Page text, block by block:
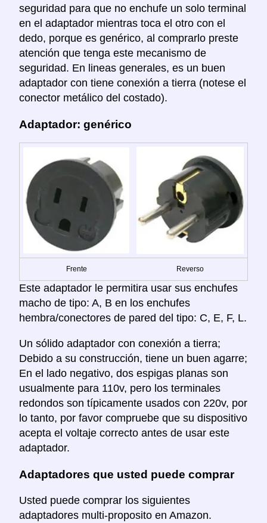
seguridad para que no enchufe un solo terminal
en el adaptador mientras toca el otro con el
dedo, porque es genérico, al comprarlo preste
atención que tenga este mecanismo de
seguridad. En lineas generales, es un buen
adaptador con tiene conexión a tierra (notese el
conector metálico del costado).
Adaptador: genérico
Frente Reverso
Este adaptador le permitira usar sus enchufes
macho de tipo: A, B en los enchufes
hembra/conectores de pared del tipo: C, E, F, L.
Un sólido adaptador con conexión a tierra;
Debido a su construcción, tiene un buen agarre;
En el lado negativo, dos espigas planas son
usualmente para 110v, pero los terminales
redondos son típicamente usados con 220v, por
lo tanto, por favor compruebe que su dispositivo
acepta el voltaje correcto antes de usar este
adaptador.
Adaptadores que usted puede comprar
Usted puede comprar los siguientes
adaptadores multi-proposito en Amazon.